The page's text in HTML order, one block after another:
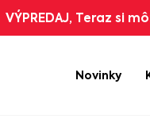
VÝPREDAJ, Teraz si
Novinky